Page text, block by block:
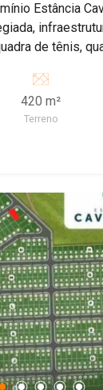
Estância
de tênis,
420 m²
Terreno